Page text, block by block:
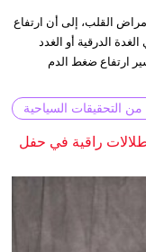
القلب، إلى أن ارتفاع
الدرقية أو الغدد
ارتفاع ضغط الدم
من التحقيقات السياحية
راقية في حفل